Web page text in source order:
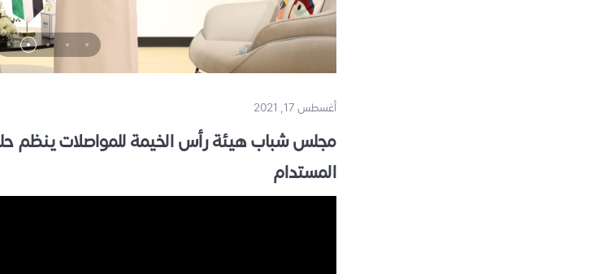
أغسطس 17, 2021
مجلس شباب هيئة رأس الخيمة للمواصلات ينظم
المستدام